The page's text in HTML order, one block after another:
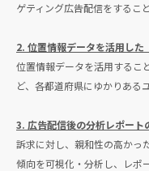
ゲティング広告配信をするこ
2. 位置情報データを活用した
位置情報データを活用するこ
ど、各都道府県にゆかりある
3. 広告配信後の分析レポート
訴求に対し、親和性の高かっ
傾向を可視化・分析し、レポ